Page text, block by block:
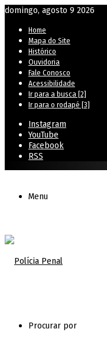
domingo, agosto 9 2026
Home
Mapa do Site
Histórico
Ouvidoria
Fale Conosco
Acessibilidade
Ir para a busca [2]
Ir para o rodapé [3]
Instagram
YouTube
Facebook
RSS
Menu
Procurar por